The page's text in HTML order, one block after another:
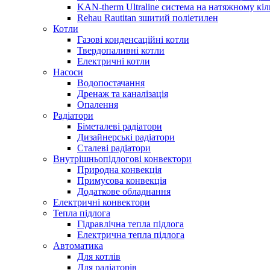
KAN-therm Ultraline система на натяжному
Rehau Rautitan зшитий поліетилен
Котли
Газові конденсаційні котли
Твердопаливні котли
Електричні котли
Насоси
Водопостачання
Дренаж та каналізація
Опалення
Радіатори
Біметалеві радіатори
Дизайнерські радіатори
Сталеві радіатори
Внутрішньопідлогові конвектори
Природна конвекція
Примусова конвекція
Додаткове обладнання
Електричні конвектори
Тепла підлога
Гідравлічна тепла підлога
Електрична тепла підлога
Автоматика
Для котлів
Для радіаторів